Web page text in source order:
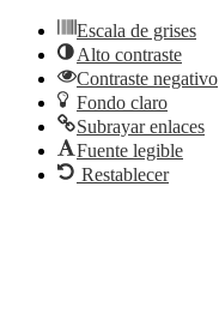
Escala de grises
Alto contraste
Contraste negativo
Fondo claro
Subrayar enlaces
Fuente legible
Restablecer